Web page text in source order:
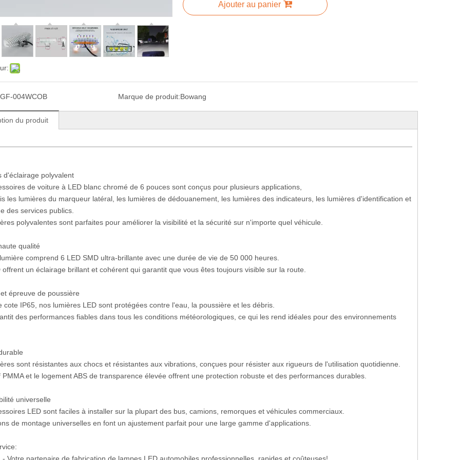
Ajouter au panier
GF-004WCOB Marque de produit:Bowang
du produit
d'éclairage polyvalent
de voiture à LED blanc chromé de 6 pouces sont conçus pour plusieurs applications,
les lumières du marqueur latéral, les lumières de dédouanement, les lumières des indicateurs, les lumières d'identification et
des services publics.
polyvalentes sont parfaites pour améliorer la visibilité et la sécurité sur n'importe quel véhicule.
qualité
comprend 6 LED SMD ultra-brillante avec une durée de vie de 50 000 heures.
offrent un éclairage brillant et cohérent qui garantit que vous êtes toujours visible sur la route.
épreuve de poussière
cote IP65, nos lumières LED sont protégées contre l'eau, la poussière et les débris.
des performances fiables dans tous les conditions météorologiques, ce qui les rend idéales pour des environnements
sont résistantes aux chocs et résistantes aux vibrations, conçues pour résister aux rigueurs de l'utilisation quotidienne.
PMMA et le logement ABS de transparence élevée offrent une protection robuste et des performances durables.
universelle
LED sont faciles à installer sur la plupart des bus, camions, remorques et véhicules commerciaux.
de montage universelles en font un ajustement parfait pour une large gamme d'applications.